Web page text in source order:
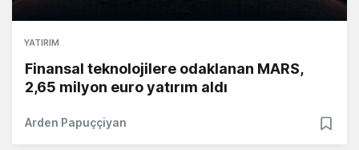
YATIRIM
Finansal teknolojilere odaklanan MARS,
2,65 milyon euro yatırım aldı
Arden Papuççiyan